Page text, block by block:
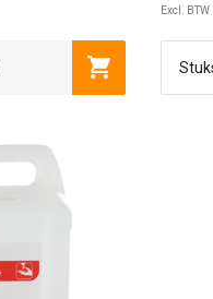
Toevoegen
Excl. BTW